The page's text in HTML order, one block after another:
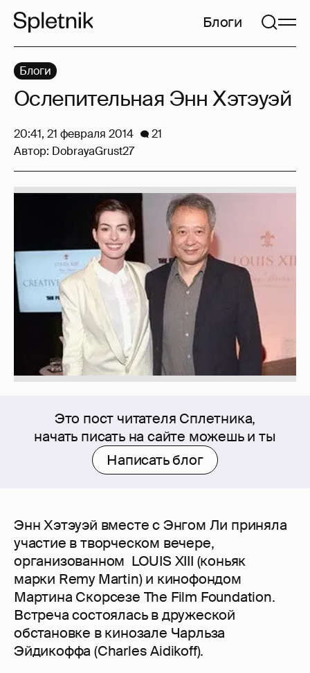
Блоги
Это пост читателя Сплетника,
начать писать на сайте можешь и ты
Написать блог
Энн Хэтэуэй вместе с Энгом Ли приняла
участие в творческом вечере,
организованном LOUIS XIII (коньяк
марки Remy Martin) и кинофондом
Мартина Скорсезе The Film Foundation.
Встреча состоялась в дружеской
обстановке в кинозале Чарльза
Эйдикоффа (Charles Aidikoff).
Блоги
Ослепительная Энн Хэтэуэй
20:41, 21 февраля 2014
21
Автор: DobrayaGrust27